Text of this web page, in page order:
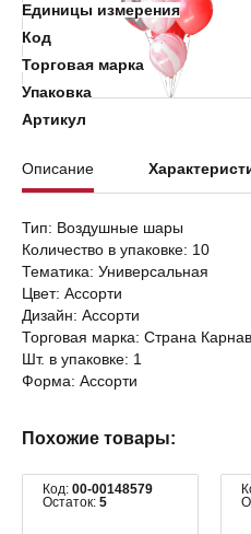
Единицы измерения
Код
Торговая марка
Упаковка
Артикул
Описание
Тип: Воздушные шары
Количество в упаковке: 10
Тематика: Универсальная
Цвет: Ассорти
Дизайн: Ассорти
Торговая марка: Страна
Шт. в упаковке: 1
Форма: Ассорти
Похожие товары:
Код: 00-00148579
Остаток: 5